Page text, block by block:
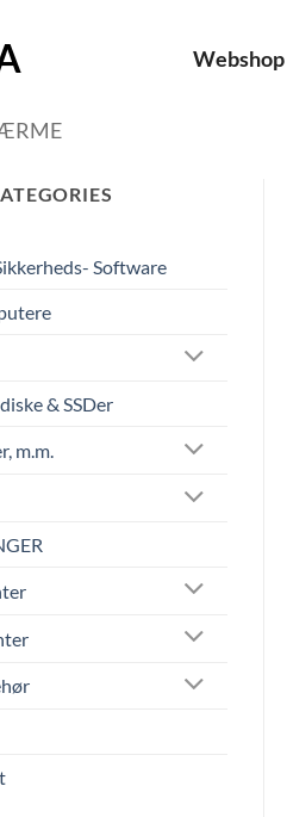
Webshop
Software
& SSDer
m.m.